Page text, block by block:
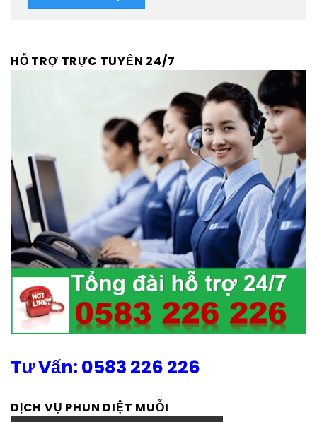
HỖ TRỢ TRỰC TUYẾN 24/7
Tư Vấn: 0583 226 226
DỊCH VỤ PHUN DIỆT MUỖI